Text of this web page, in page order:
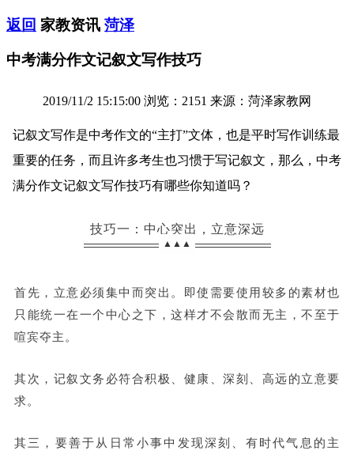
返回 家教资讯 菏泽
中考满分作文记叙文写作技巧
2019/11/2 15:15:00 浏览：2151 来源：菏泽家教网
记叙文写作是中考作文的“主打”文体，也是平时写作训练最
重要的任务，而且许多考生也习惯于写记叙文，那么，中考
满分作文记叙文写作技巧有哪些你知道吗？
技巧一：中心突出，立意深远
▲▲▲
首先，立意必须集中而突出。即使需要使用较多的素材也
只能统一在一个中心之下，这样才不会散而无主，不至于
喧宾夺主。
其次，记叙文务必符合积极、健康、深刻、高远的立意要
求。
其三，要善于从日常小事中发现深刻、有时代气息的主